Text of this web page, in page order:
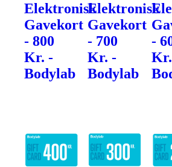
Elektronisk
Gavekort
- 800
Kr. -
Bodylab
Elektronisk
Gavekort
- 700
Kr. -
Bodylab
-